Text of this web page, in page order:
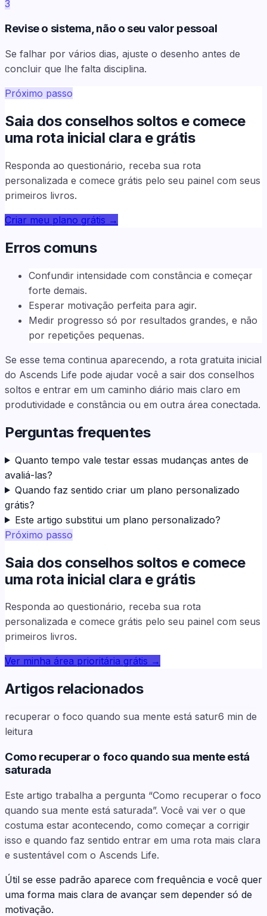
3
Revise o sistema, não o seu valor pessoal
Se falhar por vários dias, ajuste o desenho antes de
concluir que lhe falta disciplina.
Próximo passo
Saia dos conselhos soltos e comece
uma rota inicial clara e grátis
Responda ao questionário, receba sua rota
personalizada e comece grátis pelo seu painel com seus
primeiros livros.
Criar meu plano grátis →
Erros comuns
Confundir intensidade com constância e começar
forte demais.
Esperar motivação perfeita para agir.
Medir progresso só por resultados grandes, e não
por repetições pequenas.
Se esse tema continua aparecendo, a rota gratuita inicial
do Ascends Life pode ajudar você a sair dos conselhos
soltos e entrar em um caminho diário mais claro em
produtividade e constância ou em outra área conectada.
Perguntas frequentes
Quanto tempo vale testar essas mudanças antes de
avaliá-las?
Quando faz sentido criar um plano personalizado
grátis?
Este artigo substitui um plano personalizado?
Próximo passo
Saia dos conselhos soltos e comece
uma rota inicial clara e grátis
Responda ao questionário, receba sua rota
personalizada e comece grátis pelo seu painel com seus
primeiros livros.
Ver minha área prioritária grátis →
Artigos relacionados
recuperar o foco quando sua mente está satur6 min de
leitura
Como recuperar o foco quando sua mente está
saturada
Este artigo trabalha a pergunta “Como recuperar o foco
quando sua mente está saturada”. Você vai ver o que
costuma estar acontecendo, como começar a corrigir
isso e quando faz sentido entrar em uma rota mais clara
e sustentável com o Ascends Life.
Útil se esse padrão aparece com frequência e você quer
uma forma mais clara de avançar sem depender só de
motivação.